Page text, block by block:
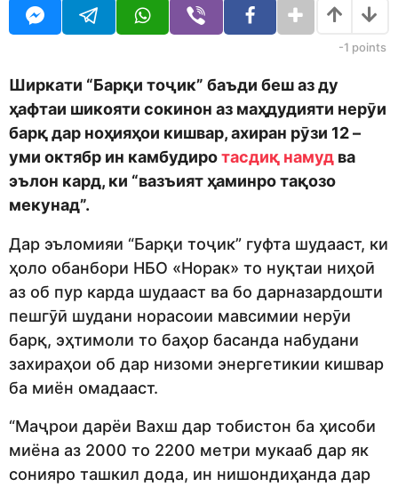
d
n
-1 points
Ширкати “Барқи тоҷик” баъди беш аз ду
ҳафтаи шикояти сокинон аз маҳдудияти нерӯи
барқ дар ноҳияҳои кишвар, ахиран рӯзи 12 –
уми октябр ин камбудиротасдиқ намуд ва
эълон кард, ки “вазъият ҳаминро тақозо
мекунад”.
Дар эъломияи “Барқи тоҷик” гуфта шудааст, ки
ҳоло обанбори НБО «Норак» то нуқтаи ниҳоӣ
аз об пур карда шудааст ва бо дарназардошти
пешгӯӣ шудани норасоии мавсимии нерӯи
барқ, эҳтимоли то баҳор басанда набудани
захираҳои об дар низоми энергетикии кишвар
ба миён омадааст.
“Маҷрои дарёи Вахш дар тобистон ба ҳисоби
миёна аз 2000 то 2200 метри мукааб дар як
сонияро ташкил дода, ин нишондиҳанда дар